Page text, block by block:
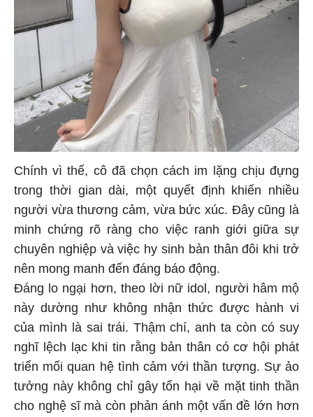
Chính vì thế, cô đã chọn cách im lặng chịu đựng
trong thời gian dài, một quyết định khiến nhiều
người vừa thương cảm, vừa bức xúc. Đây cũng là
minh chứng rõ ràng cho việc ranh giới giữa sự
chuyên nghiệp và việc hy sinh bản thân đôi khi trở
nên mong manh đến đáng báo động.
Đáng lo ngại hơn, theo lời nữ idol, người hâm mộ
này dường như không nhận thức được hành vi
của mình là sai trái. Thậm chí, anh ta còn có suy
nghĩ lệch lạc khi tin rằng bản thân có cơ hội phát
triển mối quan hệ tình cảm với thần tượng. Sự ảo
tưởng này không chỉ gây tổn hại về mặt tinh thần
cho nghệ sĩ mà còn phản ánh một vấn đề lớn hơn